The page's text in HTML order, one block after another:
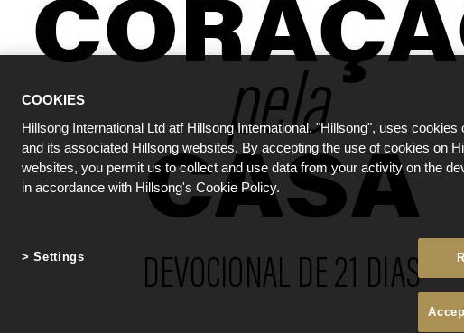
COOKIES
Hillsong International Ltd atf Hillsong International, "Hillsong", uses cookies
and its associated Hillsong websites. By accepting the use of cookies on
websites, you permit us to collect and use data from your activity on the
in accordance with Hillsong's Cookie Policy.
Settings